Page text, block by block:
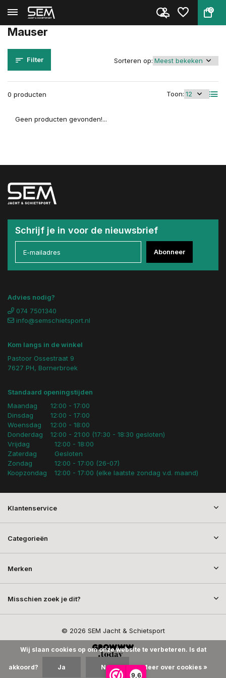
9,6
0
Terug Home
Mauser
Filter
0 producten Toon:
Sorteren op:
Geen producten gevonden!...
Schrijf je in voor de nieuwsbrief
Abonneer
Advies nodig?
074 7501340
info@semschietsport.nl
Kom langs in de winkel
Pastoor Ossestraat 9
7627 PH, Bornerbroek
Standaard openingstijden
Maandag
Dinsdag
Woensdag
Donderdag
12:00 - 17:00
12:00 - 17:00
12:00 - 18:00
12:00 - 21:00 (17:30 - 18:30 gesloten)
Vrijdag
Zaterdag
Zondag
Koopzondag
12:00 - 18:00
Gesloten
12:00 - 17:00 (26-07)
12:00 - 17:00 (elke laatste zondag v.d. maand)
Klantenservice
Categorieën
Merken
Misschien zoek je dit?
© 2026 SEM Jacht & Schietsport
Wij slaan cookies op om onze website te verbeteren. Is dat
akkoord? Ja Nee Meer over cookies »